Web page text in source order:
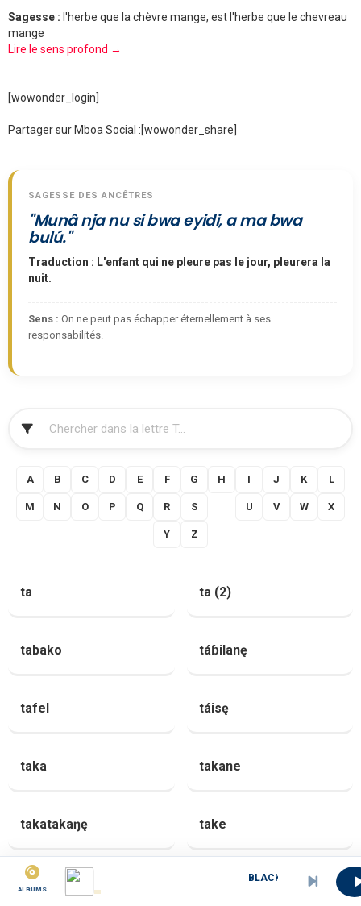
Sagesse : l'herbe que la chèvre mange, est l'herbe que le chevreau
mange
Lire le sens profond →
ALBUMS
BLACK_STYL Emene Marie.
[wowonder_login]
Partager sur Mboa Social :[wowonder_share]
SAGESSE DES ANCÊTRES
"Munâ nja nu si bwa eyidi, a ma bwa
bulú."
Traduction : L'enfant qui ne pleure pas le jour, pleurera la
nuit.
Sens : On ne peut pas échapper éternellement à ses
responsabilités.
A B C D E F G H I J K L
M N O P Q R S U V W X
Y Z
ta ta (2)
tabako táɓilanę
tafel táisę
taka takane
takatakaŋę take
takea